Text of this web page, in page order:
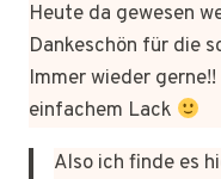
Heute da gewesen
Dankeschön für die
Immer wieder
einfachem Lack
Also ich finde es